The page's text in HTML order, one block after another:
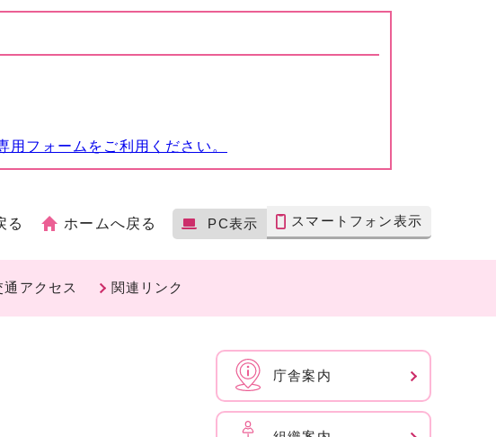
フォームをご利用ください。
る ホームへ戻る PC表示 スマートフォン表示
通アクセス 関連リンク
庁舎案内